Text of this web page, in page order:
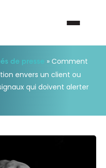
de presse » Comment
envers un client ou
qui doivent alerter